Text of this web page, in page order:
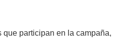
participan en la campaña,